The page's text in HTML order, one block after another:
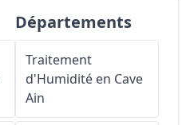
Départements
Traitement
d'Humidité en Cave
Ain